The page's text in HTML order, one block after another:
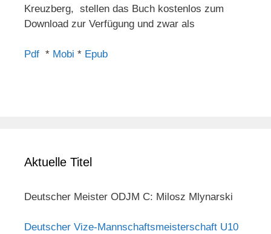
Kreuzberg, stellen das Buch kostenlos zum
Download zur Verfügung und zwar als
Pdf * Mobi * Epub
Aktuelle Titel
Deutscher Meister ODJM C: Milosz Mlynarski
Deutscher Vize-Mannschaftsmeisterschaft U10